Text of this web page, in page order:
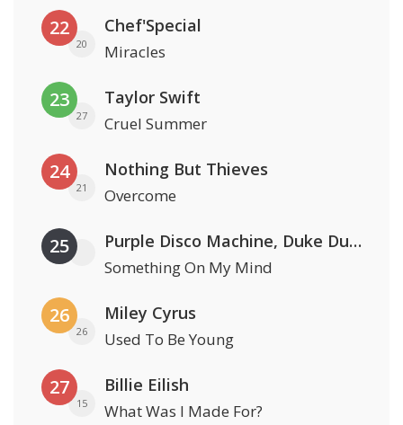
22
20
Chef'Special
Miracles
23
27
Taylor Swift
Cruel Summer
24
21
Nothing But Thieves
Overcome
25 Purple Disco Machine, Duke Dumont & Nothing But Thieves
Something On My Mind
26
26
Miley Cyrus
Used To Be Young
27
15
Billie Eilish
What Was I Made For?